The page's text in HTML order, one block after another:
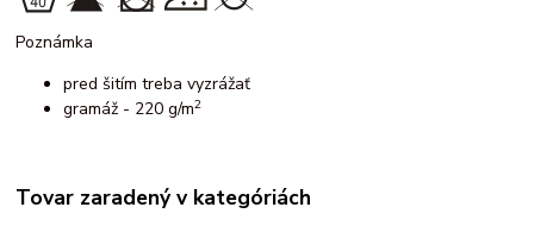
Poznámka
pred šitím treba vyzrážať
gramáž - 220 g/m2
Tovar zaradený v kategóriách